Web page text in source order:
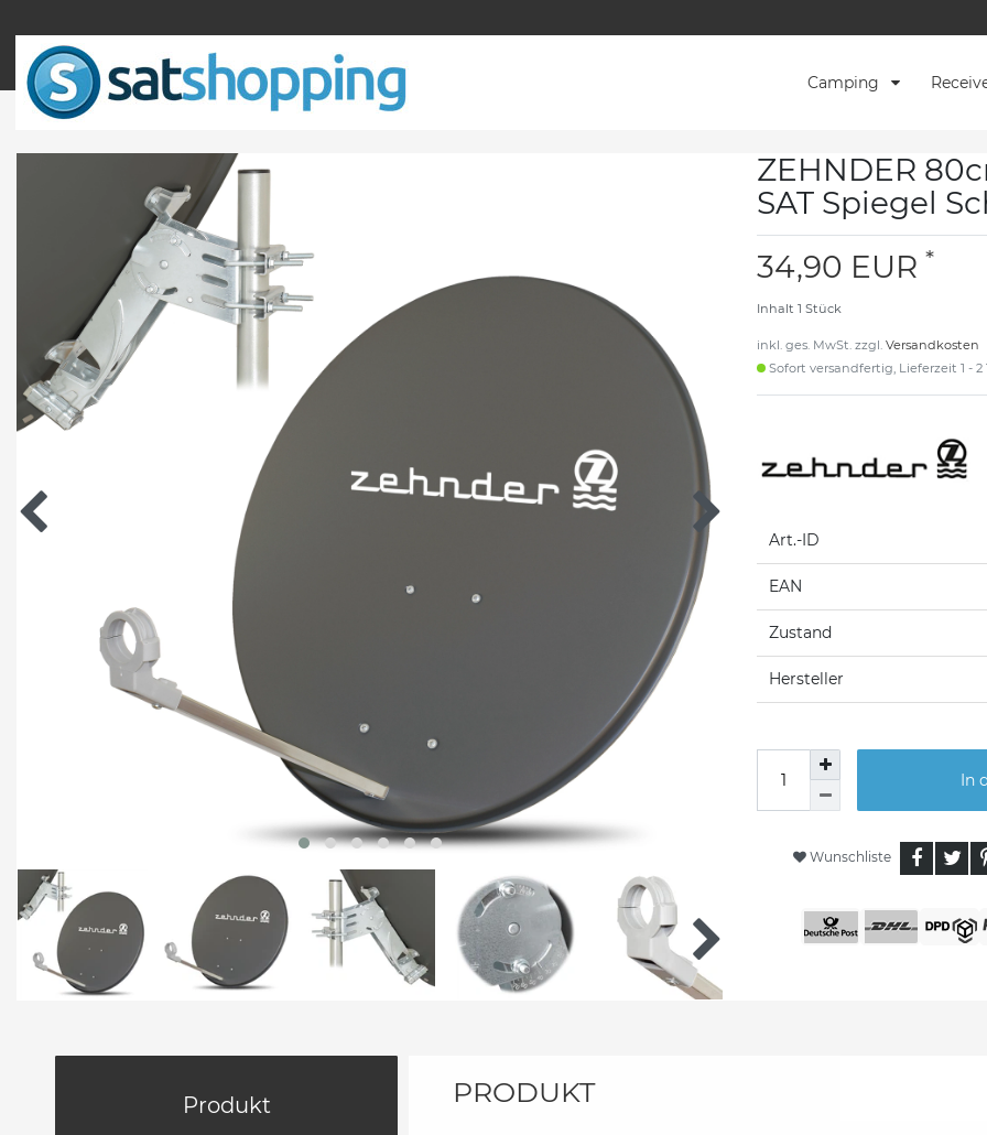
Camping
ZEHNDER
SAT Spiegel
34,90 EUR *
Inhalt 1 Stück
inkl. ges. MwSt. zzgl. Versandkosten
Sofort versandfertig, Lieferzeit 1 - 2
Art.-ID
EAN
Zustand
Hersteller
In
Wunschliste
Produkt PRODUKT